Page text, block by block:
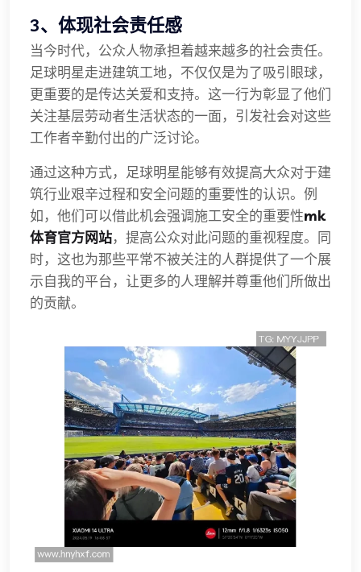
3、体现社会责任感
当今时代，公众人物承担着越来越多的社会责任。
足球明星走进建筑工地，不仅仅是为了吸引眼球，
更重要的是传达关爱和支持。这一行为彰显了他们
关注基层劳动者生活状态的一面，引发社会对这些
工作者辛勤付出的广泛讨论。
通过这种方式，足球明星能够有效提高大众对于建
筑行业艰辛过程和安全问题的重要性的认识。例
如，他们可以借此机会强调施工安全的重要性mk
体育官方网站，提高公众对此问题的重视程度。同
时，这也为那些平常不被关注的人群提供了一个展
示自我的平台，让更多的人理解并尊重他们所做出
的贡献。